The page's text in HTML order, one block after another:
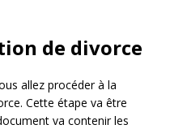
de divorce
allez procéder à la
Cette étape va être
va contenir les